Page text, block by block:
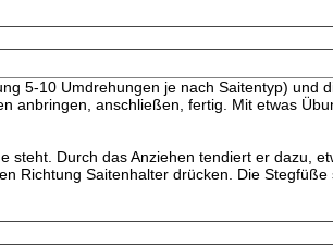
5-10 Umdrehungen je nach Saitentyp) und
anbringen, anschließen, fertig. Mit etwas
steht. Durch das Anziehen tendiert er dazu,
Richtung Saitenhalter drücken. Die Stegfüße